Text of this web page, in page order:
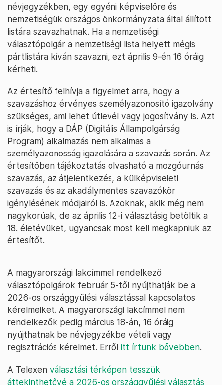
névjegyzékben, egy egyéni képviselőre és
nemzetiségük országos önkormányzata által állított
listára szavazhatnak. Ha a nemzetiségi
választópolgár a nemzetiségi lista helyett mégis
pártlistára kíván szavazni, ezt április 9-én 16 óráig
kérheti.
Az értesítő felhívja a figyelmet arra, hogy a
szavazáshoz érvényes személyazonosító igazolvány
szükséges, ami lehet útlevél vagy jogosítvány is. Azt
is írják, hogy a DÁP (Digitális Állampolgárság
Program) alkalmazás nem alkalmas a
személyazonosság igazolására a szavazás során. Az
értesítőben tájékoztatás olvasható a mozgóurnás
szavazás, az átjelentkezés, a külképviseleti
szavazás és az akadálymentes szavazókör
igénylésének módjairól is. Azoknak, akik még nem
nagykorúak, de az április 12-i választásig betöltik a
18. életévüket, ugyancsak most kell megkapniuk az
értesítőt.
A magyarországi lakcímmel rendelkező
választópolgárok február 5-től nyújthatják be a
2026-os országgyűlési választással kapcsolatos
kérelmeiket. A magyarországi lakcímmel nem
rendelkezők pedig március 18-án, 16 óráig
nyújthatnak be névjegyzékbe vételi vagy
regisztrációs kérelmet. Erről itt írtunk bővebben.
A Telexen választási térképen tesszük
áttekinthetővé a 2026-os országgyűlési választás